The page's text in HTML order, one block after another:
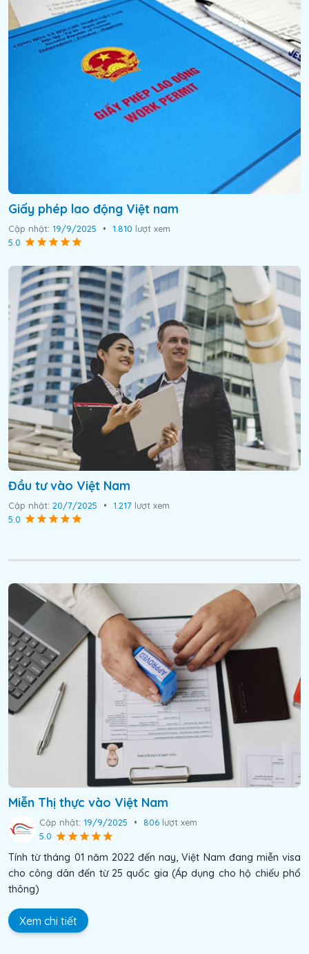
Giấy phép lao động Việt nam
Cập nhật: 19/9/2025 • 1.810 lượt xem
5.0
Đầu tư vào Việt Nam
Cập nhật: 20/7/2025 • 1.217 lượt xem
5.0
Miễn Thị thực vào Việt Nam
Cập nhật: 19/9/2025 • 806 lượt xem
5.0
Tính từ tháng 01 năm 2022 đến nay, Việt Nam đang miễn visa
cho công dân đến từ 25 quốc gia (Áp dụng cho hộ chiếu phổ
thông)
Xem chi tiết